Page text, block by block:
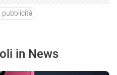
pubblicità
in News